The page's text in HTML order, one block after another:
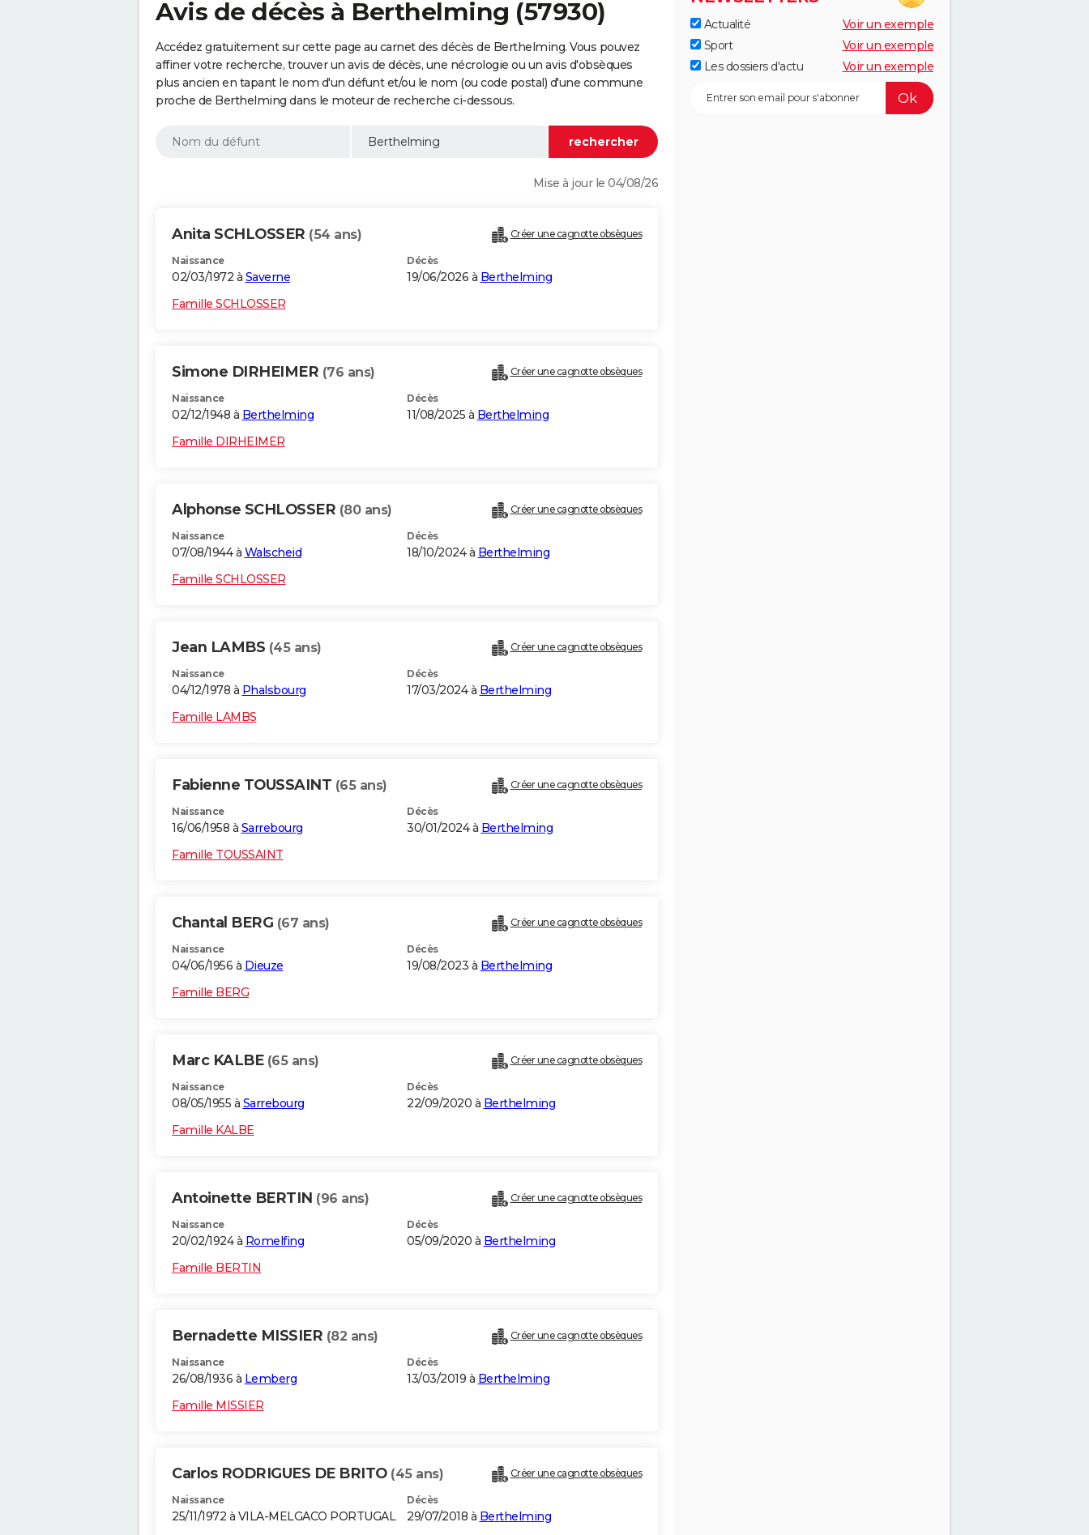
Avis de décès à Berthelming (57930)
Accédez gratuitement sur cette page au carnet des décès de Berthelming. Vous pouvez
affiner votre recherche, trouver un avis de décès, une nécrologie ou un avis d'obsèques
plus ancien en tapant le nom d'un défunt et/ou le nom (ou code postal) d'une commune
proche de Berthelming dans le moteur de recherche ci-dessous.
Mise à jour le 04/08/26
Anita SCHLOSSER (54 ans) Créer une cagnotte obsèques
Naissance
02/03/1972 à Saverne
Décès
19/06/2026 à Berthelming
Famille SCHLOSSER
Simone DIRHEIMER (76 ans) Créer une cagnotte obsèques
Naissance
02/12/1948 à Berthelming
Décès
11/08/2025 à Berthelming
Famille DIRHEIMER
Alphonse SCHLOSSER (80 ans) Créer une cagnotte obsèques
Naissance
07/08/1944 à Walscheid
Décès
18/10/2024 à Berthelming
Famille SCHLOSSER
Jean LAMBS (45 ans) Créer une cagnotte obsèques
Naissance
04/12/1978 à Phalsbourg
Décès
17/03/2024 à Berthelming
Famille LAMBS
Fabienne TOUSSAINT (65 ans) Créer une cagnotte obsèques
Naissance
16/06/1958 à Sarrebourg
Décès
30/01/2024 à Berthelming
Famille TOUSSAINT
Chantal BERG (67 ans) Créer une cagnotte obsèques
Naissance
04/06/1956 à Dieuze
Décès
19/08/2023 à Berthelming
Famille BERG
Marc KALBE (65 ans) Créer une cagnotte obsèques
Naissance
08/05/1955 à Sarrebourg
Décès
22/09/2020 à Berthelming
Famille KALBE
Antoinette BERTIN (96 ans) Créer une cagnotte obsèques
Naissance
20/02/1924 à Romelfing
Décès
05/09/2020 à Berthelming
Famille BERTIN
Bernadette MISSIER (82 ans) Créer une cagnotte obsèques
Naissance
26/08/1936 à Lemberg
Décès
13/03/2019 à Berthelming
Famille MISSIER
Carlos RODRIGUES DE BRITO (45 ans) Créer une cagnotte obsèques
Naissance
25/11/1972 à VILA-MELGACO PORTUGAL
Décès
29/07/2018 à Berthelming
Actualité
Voir un exemple
Sport
Voir un exemple
Les dossiers d'actu
Voir un exemple